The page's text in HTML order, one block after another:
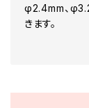
φ2.4mm、
きます。